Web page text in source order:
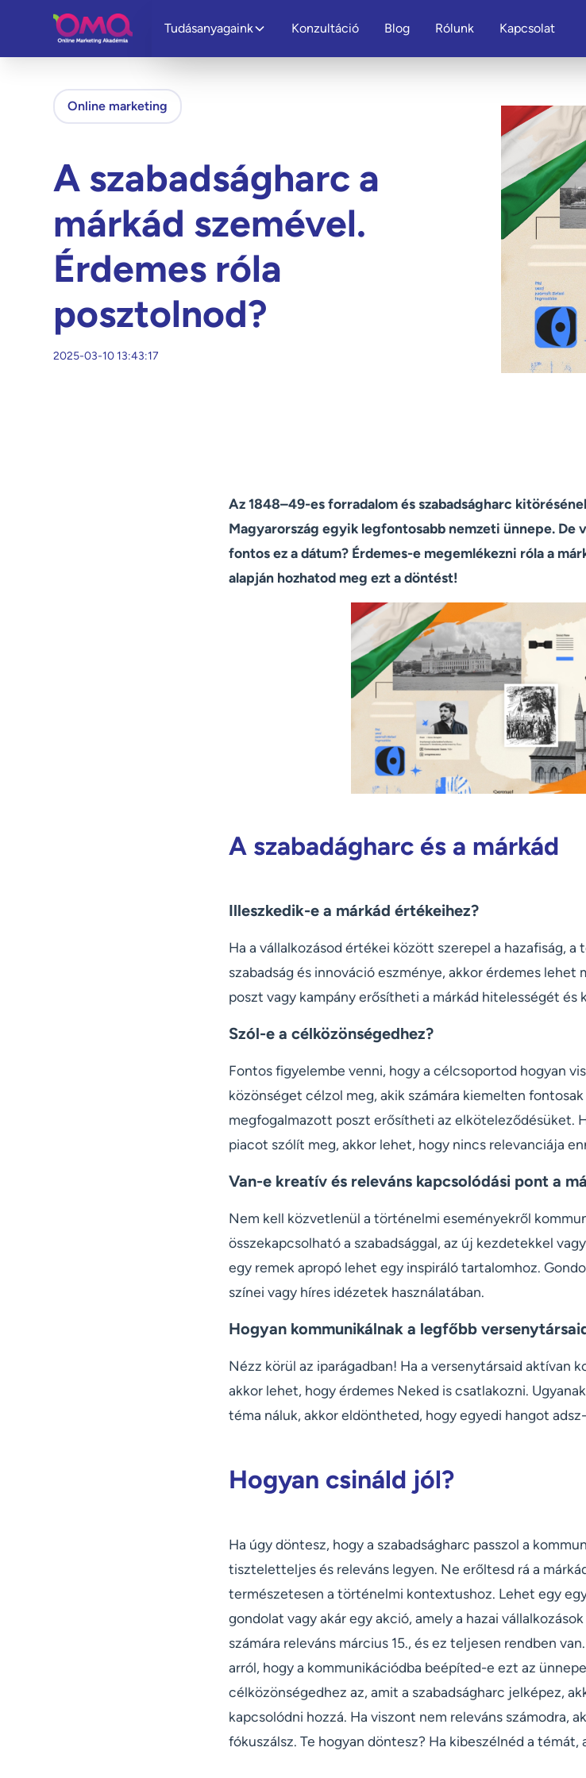
Tudásanyagaink Konzultáció Blog Rólunk Kapcsolat
Online marketing
A szabadságharc a
márkád szemével.
Érdemes róla
posztolnod?
2025-03-10 13:43:17
Az 1848–49-es forradalom és szabadságharc
Magyarország egyik legfontosabb nemzeti ünnepe. De
fontos ez a dátum? Érdemes-e megemlékezni róla a
alapján hozhatod meg ezt a döntést!
A szabadágharc és a márkád
Illeszkedik-e a márkád értékeihez?
Ha a vállalkozásod értékei között szerepel a hazafiság,
szabadság és innováció eszménye, akkor érdemes
poszt vagy kampány erősítheti a márkád hitelességét és
Szól-e a célközönségedhez?
Fontos figyelembe venni, hogy a célcsoportod hogyan
közönséget célzol meg, akik számára kiemelten
megfogalmazott poszt erősítheti az elköteleződésüket.
piacot szólít meg, akkor lehet, hogy nincs relevanciája
Van-e kreatív és releváns kapcsolódási pont a
Nem kell közvetlenül a történelmi eseményekről
összekapcsolható a szabadsággal, az új kezdetekkel
egy remek apropó lehet egy inspiráló tartalomhoz.
színei vagy híres idézetek használatában.
Hogyan kommunikálnak a legfőbb
Nézz körül az iparágadban! Ha a versenytársaid aktívan
akkor lehet, hogy érdemes Neked is csatlakozni.
téma náluk, akkor eldöntheted, hogy egyedi hangot
Hogyan csináld jól?
Ha úgy döntesz, hogy a szabadságharc passzol a
tiszteletteljes és releváns legyen. Ne erőltesd rá a
természetesen a történelmi kontextushoz. Lehet egy
gondolat vagy akár egy akció, amely a hazai
számára releváns március 15., és ez teljesen rendben
arról, hogy a kommunikációdba beépíted-e ezt az
célközönségedhez az, amit a szabadságharc jelképez,
kapcsolódni hozzá. Ha viszont nem releváns számodra,
fókuszálsz. Te hogyan döntesz? Ha kibeszélnéd a témát,